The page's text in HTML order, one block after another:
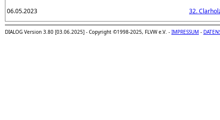
06.05.2023 32.
DIALOG Version 3.80 [03.06.2025] - Copyright ©1998-2025, FLVW e.V. - IMPRESSUM -